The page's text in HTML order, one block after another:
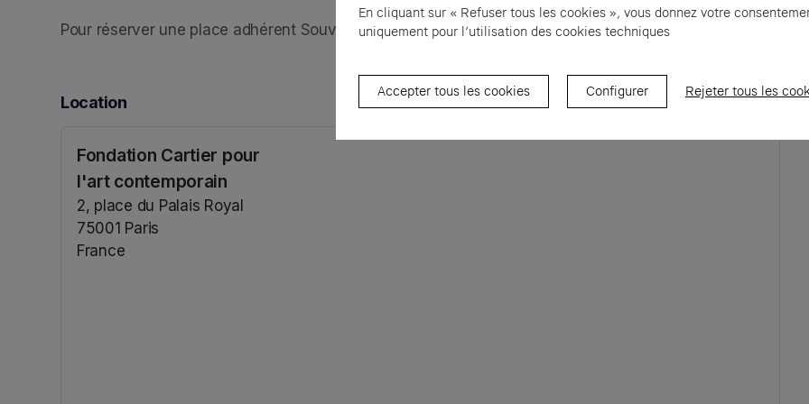
Pour réserver une place adhérent Souvent, écrivez-nous à adhesion@fondation.cartier.com
Location
Fondation Cartier pour
l'art contemporain
2, place du Palais Royal
75001 Paris
France
En cliquant sur « Refuser tous les cookies », vous donnez votre
uniquement pour l’utilisation des cookies techniques
Accepter tous les cookies Configurer Rejeter tous les